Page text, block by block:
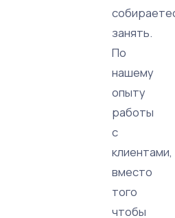
занять.
По
нашему
опыту
работы
с
клиентами,
вместо
того
чтобы